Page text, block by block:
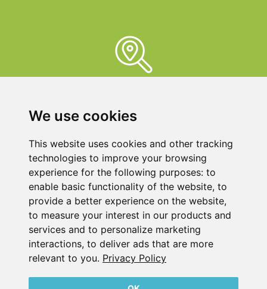
We use cookies
This website uses cookies and other tracking
technologies to improve your browsing
experience for the following purposes: to
enable basic functionality of the website, to
provide a better experience on the website,
to measure your interest in our products and
services and to personalize marketing
interactions, to deliver ads that are more
relevant to you. Privacy Policy
布世界各地。我們在這里為您服務！
台灣貝克幫浦有限公司
新北市新莊區中正路542號之15，1樓
TEL：02-2904 0077
FAX : 02-2904 0500
版本說明